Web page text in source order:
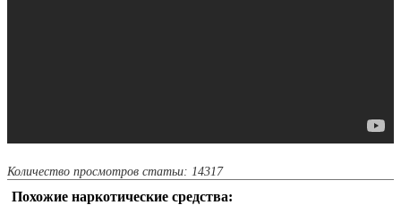
Количество просмотров статьи: 14317
Похожие наркотические средства: